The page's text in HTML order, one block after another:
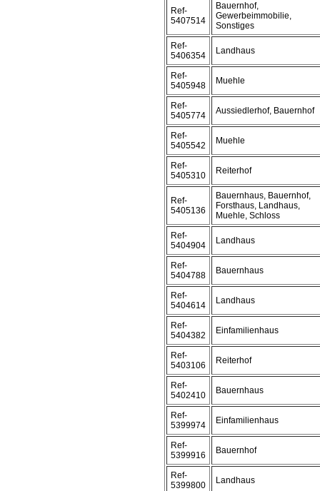
Ref-
5407514
Bauernhof,
Gewerbeimmobilie,
Sonstiges
Ref-
5406354
Landhaus
Ref-
5405948
Muehle
Ref-
5405774
Aussiedlerhof, Bauernhof
Ref-
5405542
Muehle
Ref-
5405310
Reiterhof
Ref-
5405136
Bauernhaus, Bauernhof,
Forsthaus, Landhaus,
Muehle, Schloss
Ref-
5404904
Landhaus
Ref-
5404788
Bauernhaus
Ref-
5404614
Landhaus
Ref-
5404382
Einfamilienhaus
Ref-
5403106
Reiterhof
Ref-
5402410
Bauernhaus
Ref-
5399974
Einfamilienhaus
Ref-
5399916
Bauernhof
Ref-
5399800
Landhaus